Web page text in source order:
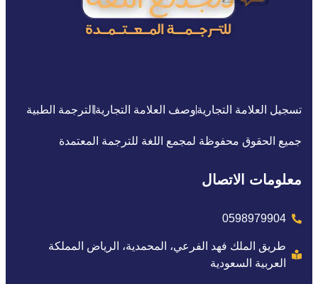
تسجيل العلامة التجاريةوصف العلامة التجارية الترجمة الطبية
جميع الحقوق محفوظة لمجمع اللغة للترجمة المعتمدة
معلومات الاتصال
0598979904
طريق الملك فهد الفرعي، المحمدية، الرياض المملكة
العربية السعودية